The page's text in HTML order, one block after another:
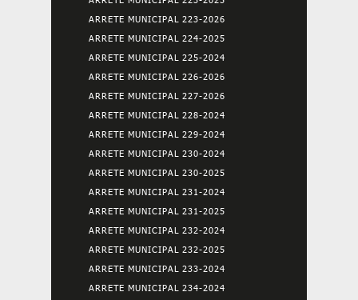
ARRETE MUNICIPAL 223-2026
ARRETE MUNICIPAL 224-2025
ARRETE MUNICIPAL 225-2024
ARRETE MUNICIPAL 226-2026
ARRETE MUNICIPAL 227-2026
ARRETE MUNICIPAL 228-2024
ARRETE MUNICIPAL 229-2024
ARRETE MUNICIPAL 230-2024
ARRETE MUNICIPAL 230-2025
ARRETE MUNICIPAL 231-2024
ARRETE MUNICIPAL 231-2025
ARRETE MUNICIPAL 232-2024
ARRETE MUNICIPAL 232-2025
ARRETE MUNICIPAL 233-2024
ARRETE MUNICIPAL 234-2024